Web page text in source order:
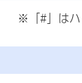
※「#」はハ